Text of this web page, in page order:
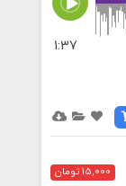
1:37
15,000 تومان